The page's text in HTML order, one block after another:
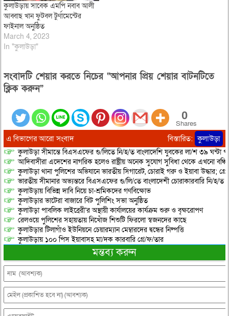
কুলাউড়ায় সাবেক এমপি নবাব আলী
আব্বাছ খান ফুটবল টুর্ণামেন্টের
ফাইনাল অনুষ্ঠিত
March 4, 2023
In "কুলাউড়া"
সংবাদটি শেয়ার করতে নিচের “আপনার প্রিয় শেয়ার বাটনটিতে
ক্লিক করুন”
0
Shares
এ বিভাগের আরো সংবাদ বিস্তারিত: কুলাউড়া
কুলাউড়া সীমান্তে বিএসএফের গু/লিতে নি/হ/ত বাংলাদেশি যুবকের লা/শ ৩৯ ঘন্টা পর
আদিবাসীরা এদেশের নাগরিক হলেও রাষ্ট্রীয় অনেক সুযোগ সুবিধা থেকে এখনো
কুলাউড়া থানা পুলিশের অভিযানে ভারতীয় সিগারেট, চোরাই গরু ও ইয়াবা উদ্ধার;
ভারতীয় সীমানার অভ্যন্তরে বিএসএফের গু/লি/তে বাংলাদেশী চোরাকারবারি নি/হ/ত
কুলাউড়ায় বিভিন্ন দাবি নিয়ে চা-শ্রমিকদের গণবিক্ষোভ
কুলাউড়ার ভাটেরা বাজারে বিট পুলিশিং সভা অনুষ্ঠিত
কুলাউড়া পাবলিক লাইব্রেরী’র অস্থায়ী কার্যালয়ের কার্যক্রম শুরু ও বৃক্ষরোপণ
রেলওয়ে পুলিশের সহায়তায় নিখোঁজ শিশুটি ফিরলো স্বজনদের কাছে
কুলাউড়ার টিলাগাঁও ইউনিয়নে চেয়ারম্যান মেম্বারদের দ্বন্ধের নিষ্পত্তি
কুলাউড়ায় ১০০ পিস ইয়াবাসহ মা/দক কারবারি গ্রে/ফ/তার
মন্তব্য করুন